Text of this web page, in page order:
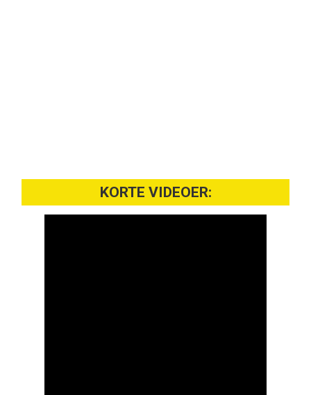
KORTE VIDEOER: